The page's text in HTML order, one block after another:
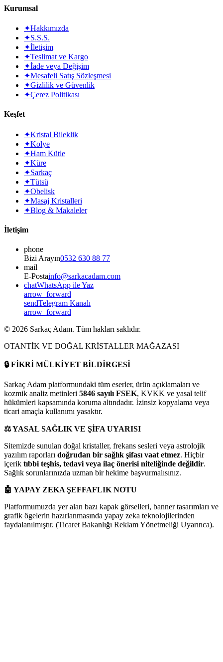
Kurumsal
✦Hakkımızda
✦S.S.S.
✦İletişim
✦Teslimat ve Kargo
✦İade veya Değişim
✦Mesafeli Satış Sözleşmesi
✦Gizlilik ve Güvenlik
✦Çerez Politikası
Keşfet
✦Kristal Bileklik
✦Kolye
✦Ham Kütle
✦Küre
✦Sarkaç
✦Tütsü
✦Obelisk
✦Masaj Kristalleri
✦Blog & Makaleler
İletişim
phone
Bizi Arayın0532 630 88 77
mail
E-Postainfo@sarkacadam.com
chatWhatsApp ile Yaz
arrow_forward
sendTelegram Kanalı
arrow_forward
© 2026 Sarkaç Adam. Tüm hakları saklıdır.
OTANTİK VE DOĞAL KRİSTALLER MAĞAZASI
🔒FİKRİ MÜLKİYET BİLDİRGESİ
Sarkaç Adam platformundaki tüm eserler, ürün açıklamaları ve
kozmik analiz metinleri 5846 sayılı FSEK, KVKK ve yasal telif
hükümleri kapsamında koruma altındadır. İzinsiz kopyalama veya
ticari amaçla kullanımı yasaktır.
⚖️YASAL SAĞLIK VE ŞİFA UYARISI
Sitemizde sunulan doğal kristaller, frekans sesleri veya astrolojik
yazılım raporları doğrudan bir sağlık şifası vaat etmez. Hiçbir
içerik tıbbi teşhis, tedavi veya ilaç önerisi niteliğinde değildir.
Sağlık sorunlarınızda uzman bir hekime başvurmalısınız.
🤖 YAPAY ZEKA ŞEFFAFLIK NOTU
Platformumuzda yer alan bazı kapak görselleri, banner tasarımları ve
grafik ögelerin hazırlanmasında yapay zeka teknolojilerinden
faydalanılmıştır. (Ticaret Bakanlığı Reklam Yönetmeliği Uyarınca).